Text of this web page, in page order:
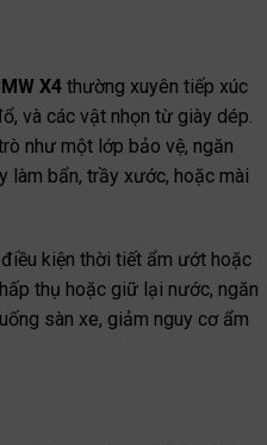
X4 thường xuyên tiếp xúc
và các vật nhọn từ giày dép.
như một lớp bảo vệ, ngăn
làm bẩn, trầy xước, hoặc mài
kiện thời tiết ẩm ướt hoặc
thụ hoặc giữ lại nước, ngăn
sàn xe, giảm nguy cơ ẩm